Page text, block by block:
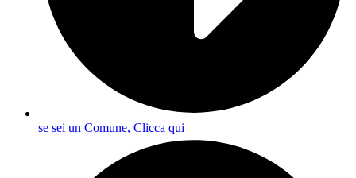
se sei un Comune, Clicca qui